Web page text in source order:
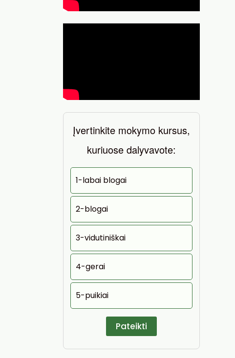
Įvertinkite mokymo kursus,
kuriuose dalyvavote:
1-labai blogai
2-blogai
3-vidutiniškai
4-gerai
5-puikiai